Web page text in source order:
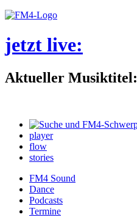
jetztlive:
AktuellerMusiktitel:
player
flow
stories
FM4Sound
Dance
Podcasts
Termine